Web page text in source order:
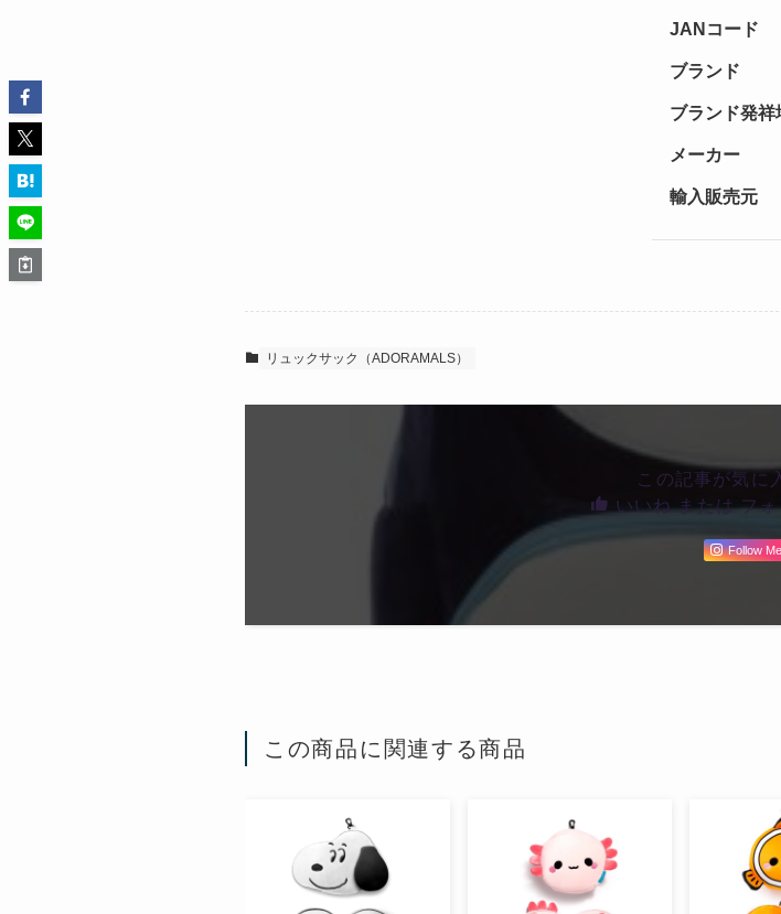
JANコード
ブランド
ブランド発祥
メーカー
輸入販売元
リュックサック（ADORAMALS）
この記事が気に
いいね または フォ
Follow Me
この商品に関連する商品